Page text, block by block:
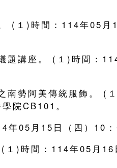
(１)時間：114年05
題講座。 (１)時間：
南勢阿美傳統服飾。
院CB101。
年05月15日（四）10
(１)時間：114年05月